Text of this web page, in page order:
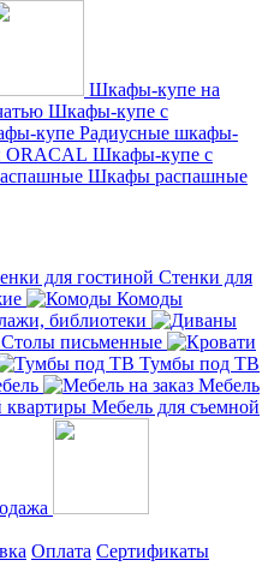
Шкафы-купе на
Шкафы-купе с
Радиусные шкафы-
Шкафы-купе с
Шкафы распашные
Стенки для
Комоды
библиотеки
Столы письменные
Тумбы под ТВ
Мебель
Мебель для съемной
Оплата Сертификаты